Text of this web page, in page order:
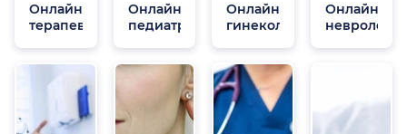
Онлайн
терапевты
Онлайн
педиатры
Онлайн
гинекологи
Онлайн
неврологи